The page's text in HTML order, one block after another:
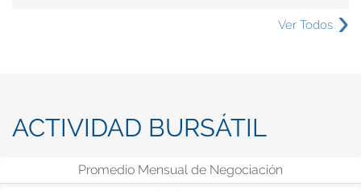
Ver Todos
ACTIVIDAD BURSÁTIL
Promedio Mensual de Negociación